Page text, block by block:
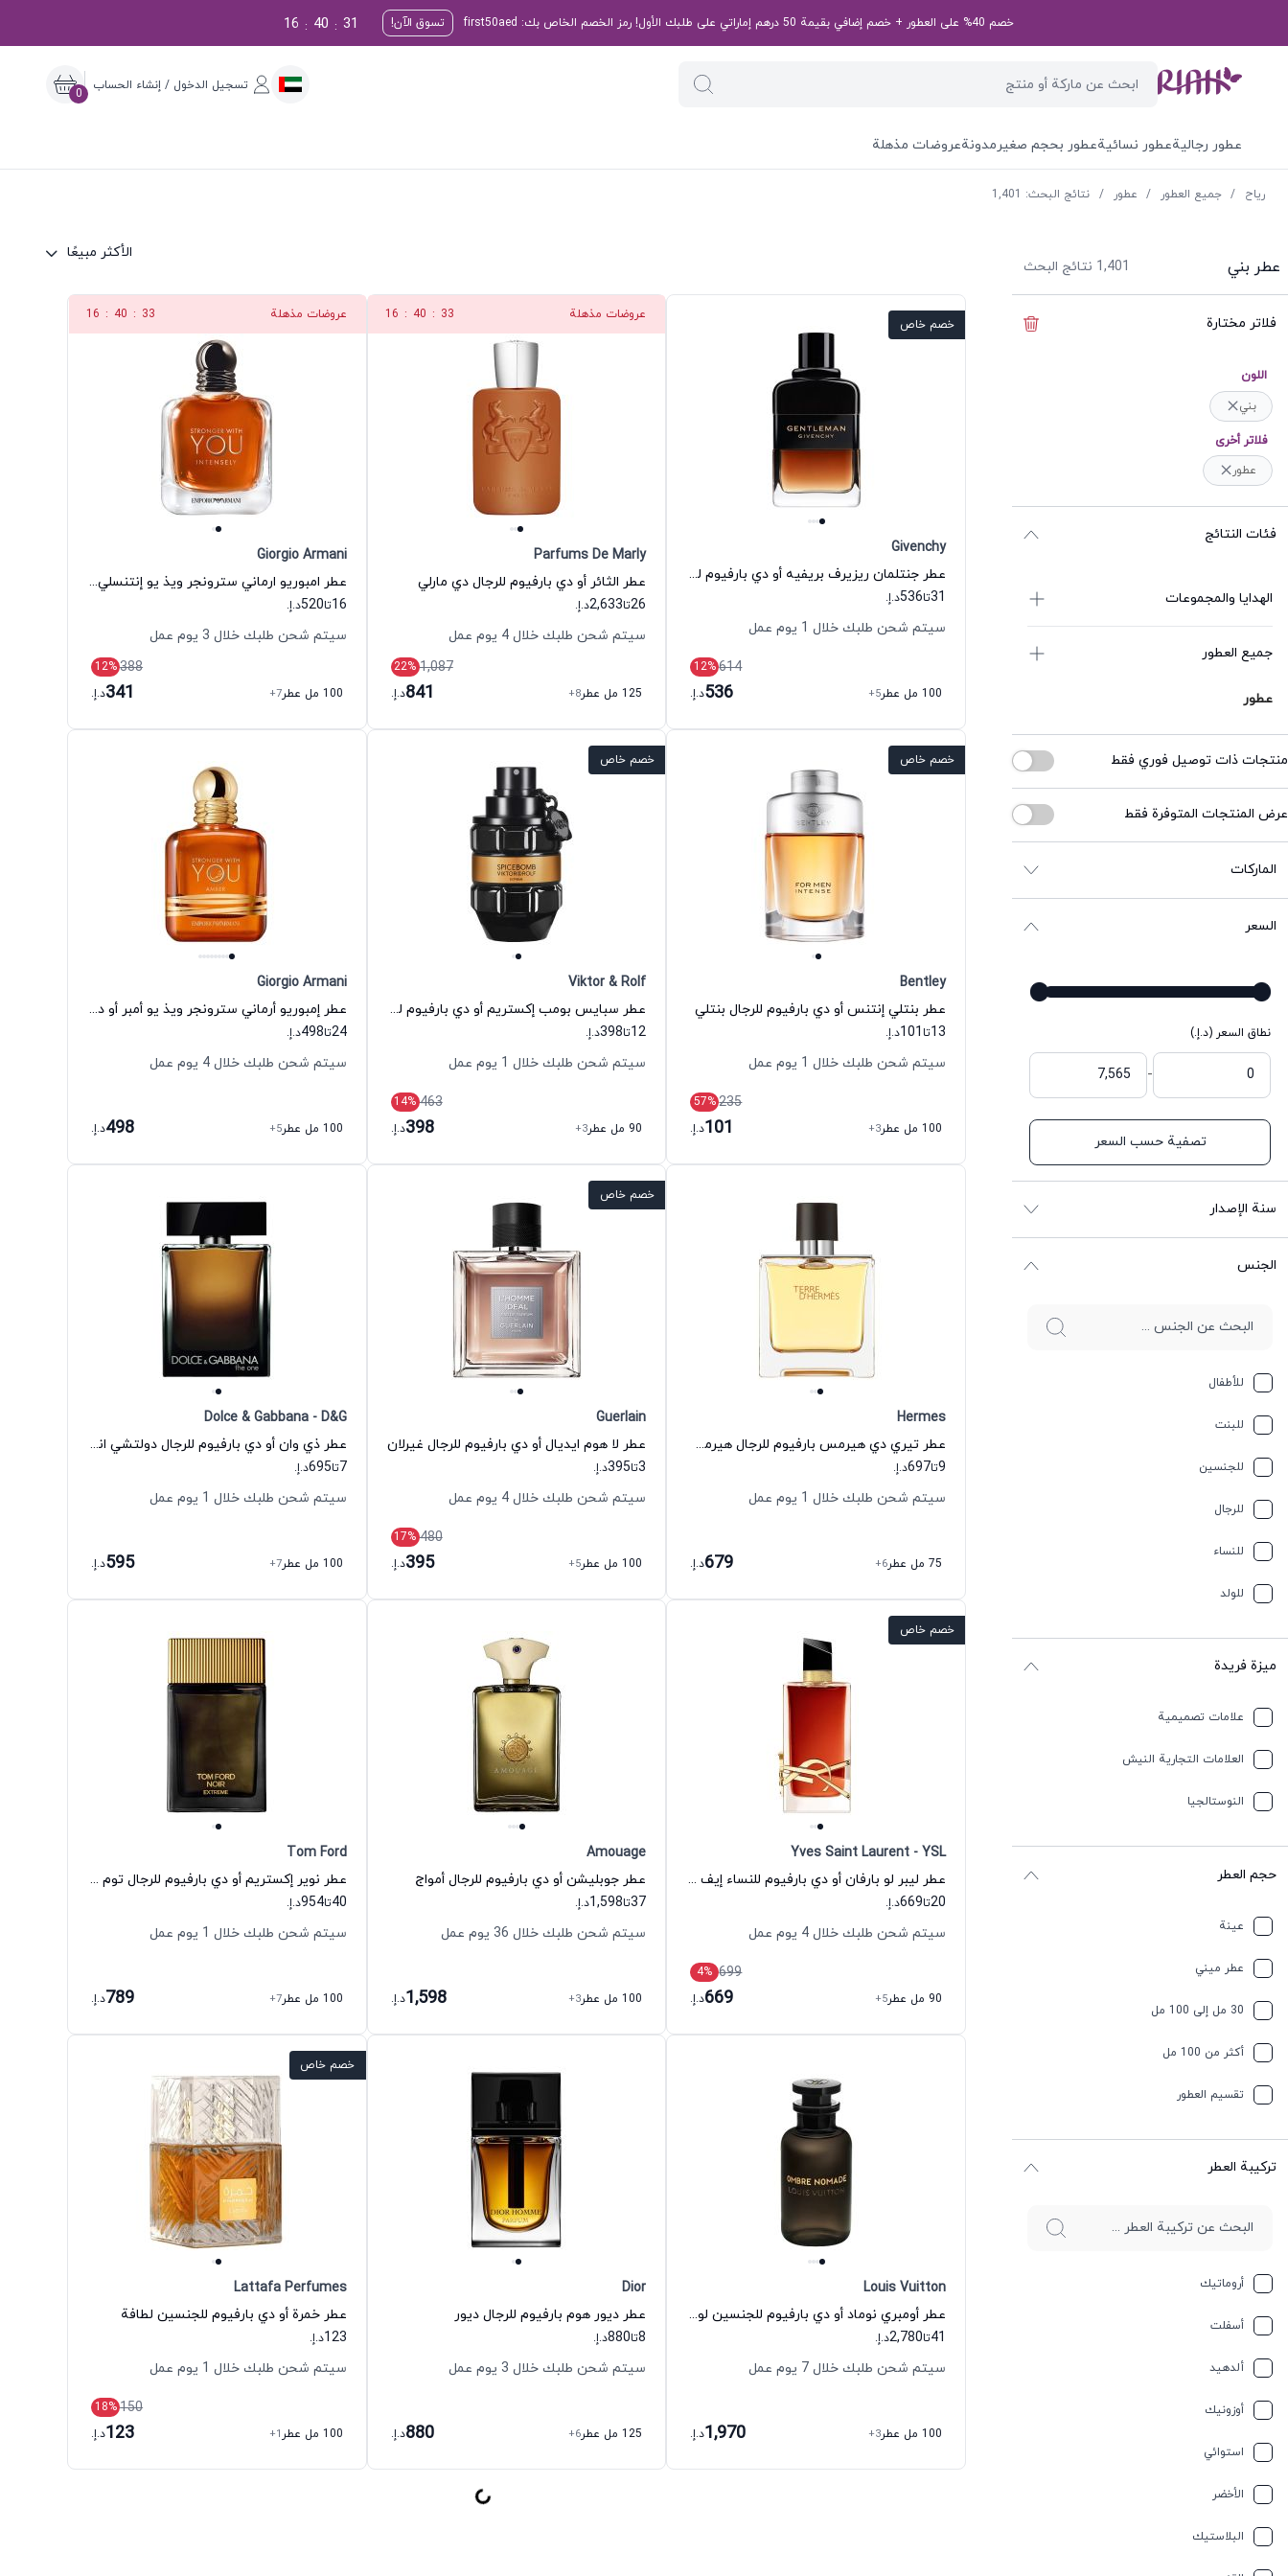
خصم 40% على العطور + خصم إضافي بقيمة 50 درهم إماراتي على طلبك الأول! رمز الخصم الخاص بك: first50aed تسوق الآن! 30
:
40
:
16
تسجيل الدخول / إنشاء الحساب
0
عطور رجاليةعطور نسائيةعطور بحجم صغيرمدونةعروضات مذهلة
ریاح / جميع العطور / عطور / نتائج البحث: 1,401
عطر بني 1,401 نتائج البحث
الأكثر مبيعًا
فلاتر مختارة
اللون
بني
فلاتر أخرى
عطور
فئات النتائج
الهدايا والمجموعات
جميع العطور
عطور
منتجات ذات توصيل فوري فقط
عرض المنتجات المتوفرة فقط
الماركات
السعر
نطاق السعر (د.إ.)
-
تصفية حسب السعر
سنة الإصدار
الجنس
للأطفال
للبنت
للجنسين
للرجال
للنساء
للولد
ميزة فريدة
علامات تصميمية
العلامات التجارية النيش
النوستالجيا
حجم العطر
عينة
عطر ميني
30 مل إلى 100 مل
أكثر من 100 مل
تقسیم العطور
ترکیبة العطر
أروماتيك
أسفلت
ألدهيد
أوزونيك
استوائي
الأخضر
البلاستيك
خصم خاص
Givenchy
عطر جنتلمان ريزيرف بريفيه أو دي بارفيوم للرجال جيفنشي
31تا536د.إ.
سيتم شحن طلبك خلال 1 يوم عمل
614
12%
100 مل عطر
+5
536د.إ.
عروضات مذهلة 32
:
40
:
16
Parfums De Marly
عطر الثائر أو دي بارفيوم للرجال دي مارلي
26تا2,633د.إ.
سيتم شحن طلبك خلال 4 يوم عمل
1,087
22%
125 مل عطر
+8
841د.إ.
عروضات مذهلة 32
:
40
:
16
Giorgio Armani
عطر امبوريو ارماني سترونجر ويذ يو إنتنسلي أو دي بارفيوم للرجال جورجيو أرماني
16تا520د.إ.
سيتم شحن طلبك خلال 3 يوم عمل
388
12%
100 مل عطر
+7
341د.إ.
خصم خاص
Bentley
عطر بنتلي إنتنس أو دي بارفيوم للرجال بنتلي
13تا 101د.إ.
سيتم شحن طلبك خلال 1 يوم عمل
235
57%
100 مل عطر
+3
101د.إ.
خصم خاص
Viktor & Rolf
عطر سبايس بومب إكستريم أو دي بارفيوم للرجال فيكتور آند رولف
12تا398د.إ.
سيتم شحن طلبك خلال 1 يوم عمل
463
14%
90 مل عطر
+3
398د.إ.
Giorgio Armani
عطر إمبوريو أرماني سترونجر ويذ يو أمبر أو دي بارفيوم للجنسين جورجيو أرماني
24تا498د.إ.
سيتم شحن طلبك خلال 4 يوم عمل
100 مل عطر +5
498د.إ.
Hermes
عطر تيري دي هيرمس بارفيوم للرجال هيرمس
9تا697د.إ.
سيتم شحن طلبك خلال 1 يوم عمل
75 مل عطر +6
679د.إ.
خصم خاص
Guerlain
عطر لا هوم ايديال أو دي بارفيوم للرجال غيرلان
3تا395د.إ.
سيتم شحن طلبك خلال 4 يوم عمل
480
17%
100 مل عطر
+5
395د.إ.
Dolce & Gabbana - D&G
عطر ذي وان أو دي بارفيوم للرجال دولتشي اند غابانا
7تا695د.إ.
سيتم شحن طلبك خلال 1 يوم عمل
100 مل عطر +7
595د.إ.
خصم خاص
Yves Saint Laurent - YSL
عطر ليبر لو بارفان أو دي بارفيوم للنساء إيف سان لوران
20تا669د.إ.
سيتم شحن طلبك خلال 4 يوم عمل
699
4%
90 مل عطر
+5
669د.إ.
Amouage
عطر جوبليشن أو دي بارفيوم للرجال أمواج
37تا1,598د.إ.
سيتم شحن طلبك خلال 36 يوم عمل
100 مل عطر +3
1,598د.إ.
Tom Ford
عطر نوير إكستريم أو دي بارفيوم للرجال توم فورد
40تا954د.إ.
سيتم شحن طلبك خلال 1 يوم عمل
100 مل عطر +7
789د.إ.
Louis Vuitton
عطر أومبري نوماد أو دي بارفيوم للجنسين لويس فيتون
41تا2,780د.إ.
سيتم شحن طلبك خلال 7 يوم عمل
100 مل عطر +3
1,970د.إ.
Dior
عطر ديور هوم بارفيوم للرجال ديور
8تا880د.إ.
سيتم شحن طلبك خلال 3 يوم عمل
125 مل عطر +6
880د.إ.
خصم خاص
Lattafa Perfumes
عطر خمرة أو دي بارفيوم للجنسين لطافة
123د.إ.
سيتم شحن طلبك خلال 1 يوم عمل
150
18%
100 مل عطر
+1
123د.إ.